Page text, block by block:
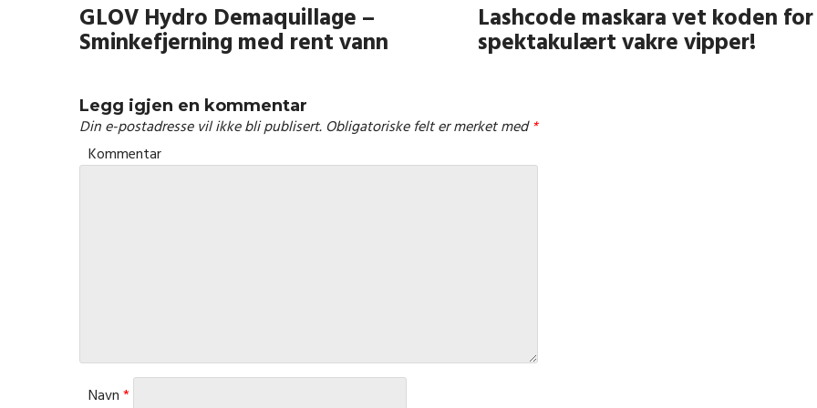
GLOV Hydro Demaquillage –
Sminkefjerning med rent vann
Lashcode maskara vet koden for
spektakulært vakre vipper!
Legg igjen en kommentar
Din e-postadresse vil ikke bli publisert. Obligatoriske felt er merket med*
Kommentar
Navn*